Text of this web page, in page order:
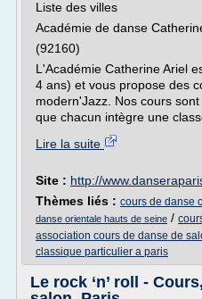
Liste des villes
Académie de danse
(92160)
L'Académie Catherine Ariel
4 ans) et vous propose des
modern'Jazz. Nos cours
que chacun intègre une
Lire la suite
Site : http://
Thèmes liés : cours de danse
danse orientale hauts de seine /
association cours de danse de
classique particulier a paris
Le rock ‘n’ roll -